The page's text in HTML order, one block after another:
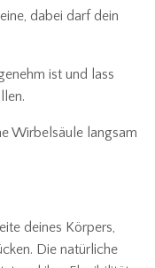
dabei darf dein
ist und lass
Wirbelsäule langsam
deines Körpers,
Die natürliche